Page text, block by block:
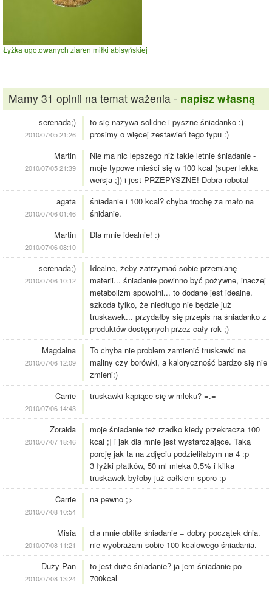
Łyżka ugotowanych ziaren miłki abisyńskiej
Mamy 31 opinii na temat ważenia - napisz własną
serenada;)
2010/07/05 21:26
to się nazywa solidne i pyszne śniadanko :)
prosimy o więcej zestawień tego typu :)
Martin
2010/07/05 21:39
Nie ma nic lepszego niż takie letnie śniadanie -
moje typowe mieści się w 100 kcal (super lekka
wersja ;]) i jest PRZEPYSZNE! Dobra robota!
agata
2010/07/06 01:46
śniadanie i 100 kcal? chyba trochę za mało na
śnidanie.
Martin
2010/07/06 08:10
Dla mnie idealnie! :)
serenada;)
2010/07/06 10:12
Idealne, żeby zatrzymać sobie przemianę
materii... śniadanie powinno być pożywne, inaczej
metabolizm spowolni... to dodane jest idealne.
szkoda tylko, że niedługo nie będzie już
truskawek... przydałby się przepis na śniadanko z
produktów dostępnych przez cały rok ;)
Magdalna
2010/07/06 12:09
To chyba nie problem zamienić truskawki na
maliny czy borówki, a kaloryczność bardzo się nie
zmieni:)
Carrie
2010/07/06 14:43
truskawki kąpiące się w mleku? =.=
Zoraida
2010/07/07 18:46
moje śniadanie też rzadko kiedy przekracza 100
kcal ;] i jak dla mnie jest wystarczające. Taką
porcję jak ta na zdjęciu podzieliłabym na 4 :p
3 łyżki płatków, 50 ml mleka 0,5% i kilka
truskawek byłoby już całkiem sporo :p
Carrie
2010/07/08 10:54
na pewno ;>
Misia
2010/07/08 11:21
dla mnie obfite śniadanie = dobry początek dnia.
nie wyobrażam sobie 100-kcalowego śniadania.
Duży Pan
2010/07/08 13:24
to jest duże śniadanie? ja jem śniadanie po
700kcal